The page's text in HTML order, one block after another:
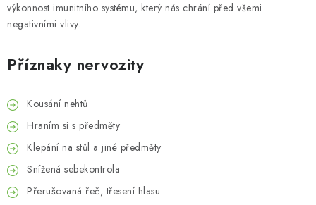
MUŽI
Doprava a platba Recenze
Proč Botanic?
Kontakty
výkonnost imunitního systému, který nás chrání před všemi
negativními vlivy.
Příznaky nervozity
Kousání nehtů
Hraním si s předměty
Klepání na stůl a jiné předměty
Snížená sebekontrola
Přerušovaná řeč, třesení hlasu